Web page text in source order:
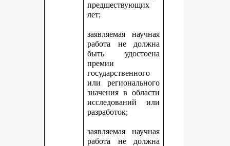
предшествующих
лет;
заявляемая научная
работа не должна
быть удостоена
премии
государственного
или регионального
значения в области
исследований или
разработок;
заявляемая научная
работа не должна